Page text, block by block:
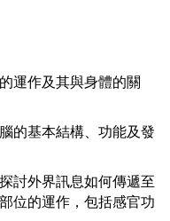
運作及其與身體的關
的基本結構、功能及發
討外界訊息如何傳遞至
位的運作，包括感官功